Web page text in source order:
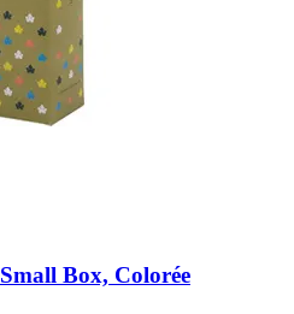
Small Box, Colorée